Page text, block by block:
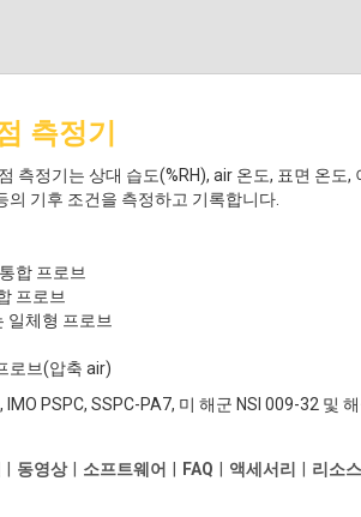
측정기
측정기는 상대 습도(%RH), air 온도, 표면 온도,
기후 조건을 측정하고 기록합니다.
합 프로브
프로브
일체형 프로브
로브(압축 air)
PSPC, SSPC-PA7, 미 해군 NSI 009-32 및
동영상 소프트웨어 FAQ 액세서리 리소스